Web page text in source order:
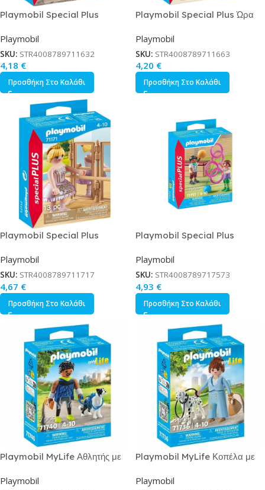
Playmobil Special Plus
ετών
Playmobil
SKU: STR4008789711632
4,18 €
Προσθήκη Στο Καλάθι
Playmobil Special Plus Ώρα
Playmobil
SKU: STR4008789711663
4,20 €
Προσθήκη Στο Καλάθι
Playmobil Special Plus
Playmobil
SKU: STR4008789711717
4,67 €
Προσθήκη Στο Καλάθι
Playmobil Special Plus
4-10 ετών
Playmobil
SKU: STR4008789717573
4,93 €
Προσθήκη Στο Καλάθι
Playmobil MyLife Αθλητής με
Playmobil
Playmobil MyLife Κοπέλα με
Playmobil